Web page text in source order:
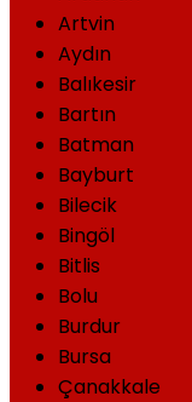
Artvin
Aydın
Balıkesir
Bartın
Batman
Bayburt
Bilecik
Bingöl
Bitlis
Bolu
Burdur
Bursa
Çanakkale